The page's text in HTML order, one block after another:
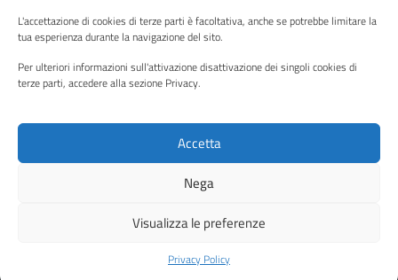
L'accettazione di cookies di terze parti è facoltativa, anche se potrebbe limitare la
tua esperienza durante la navigazione del sito.
Per ulteriori informazioni sull'attivazione disattivazione dei singoli cookies di
terze parti, accedere alla sezione Privacy.
Accetta
Nega
Visualizza le preferenze
Privacy Policy
Piano di miglioramento del sito
Instagram